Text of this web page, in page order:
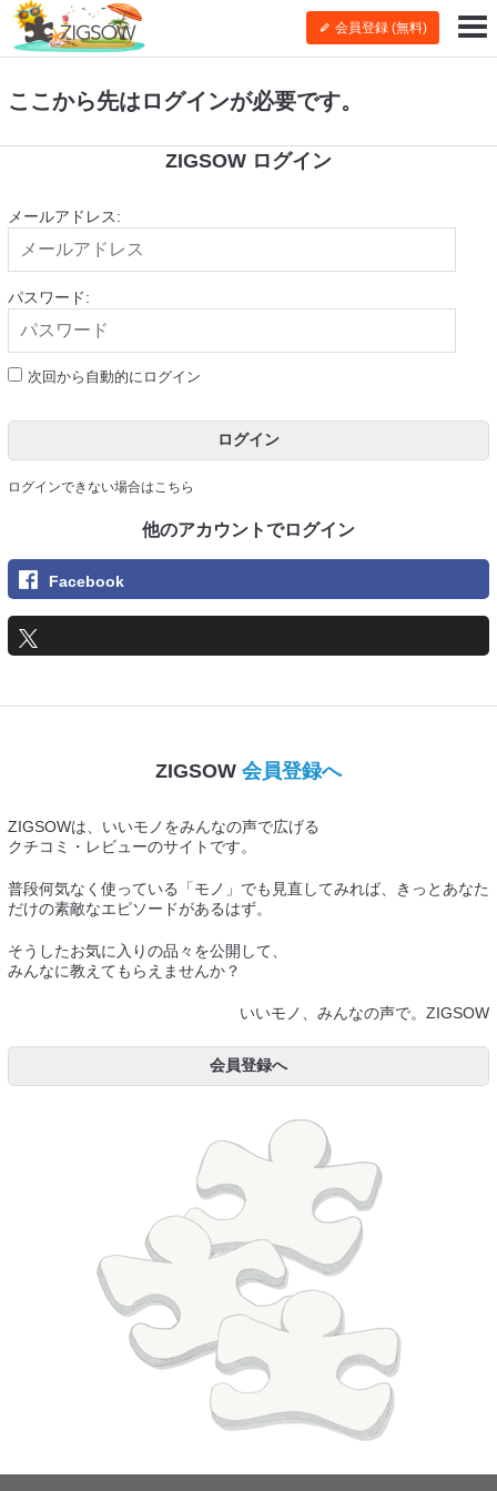
会員登録 (無料)
ここから先はログインが必要です。
ZIGSOW ログイン
メールアドレス:
パスワード:
次回から自動的にログイン
ログイン
ログインできない場合はこちら
他のアカウントでログイン
Facebook
ZIGSOW 会員登録へ
ZIGSOWは、いいモノをみんなの声で広げる
クチコミ・レビューのサイトです。
普段何気なく使っている「モノ」でも見直してみれば、きっとあなた
だけの素敵なエピソードがあるはず。
そうしたお気に入りの品々を公開して、
みんなに教えてもらえませんか？
いいモノ、みんなの声で。ZIGSOW
会員登録へ